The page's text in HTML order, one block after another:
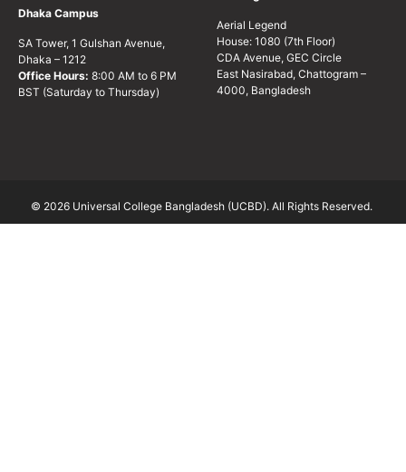
Dhaka Campus
SA Tower, 1 Gulshan Avenue,
Dhaka – 1212
Office Hours: 8:00 AM to 6 PM
BST (Saturday to Thursday)
Aerial Legend
House: 1080 (7th Floor)
CDA Avenue, GEC Circle
East Nasirabad, Chattogram –
4000, Bangladesh
© 2026 Universal College Bangladesh (UCBD). All Rights Reserved.